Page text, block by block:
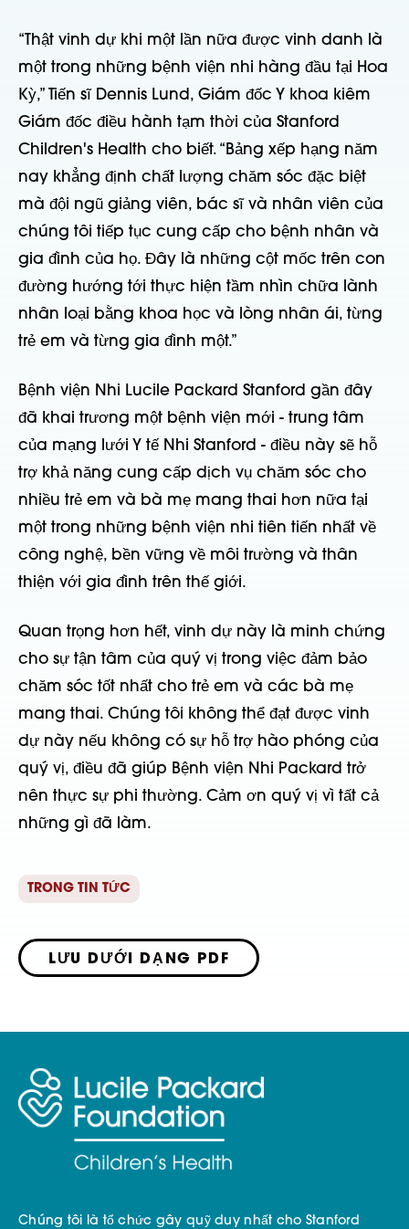
“Thật vinh dự khi một lần nữa được vinh danh là
một trong những bệnh viện nhi hàng đầu tại Hoa
Kỳ,” Tiến sĩ Dennis Lund, Giám đốc Y khoa kiêm
Giám đốc điều hành tạm thời của Stanford
Children's Health cho biết. “Bảng xếp hạng năm
nay khẳng định chất lượng chăm sóc đặc biệt
mà đội ngũ giảng viên, bác sĩ và nhân viên của
chúng tôi tiếp tục cung cấp cho bệnh nhân và
gia đình của họ. Đây là những cột mốc trên con
đường hướng tới thực hiện tầm nhìn chữa lành
nhân loại bằng khoa học và lòng nhân ái, từng
trẻ em và từng gia đình một.”
Bệnh viện Nhi Lucile Packard Stanford gần đây
đã khai trương một bệnh viện mới - trung tâm
của mạng lưới Y tế Nhi Stanford - điều này sẽ hỗ
trợ khả năng cung cấp dịch vụ chăm sóc cho
nhiều trẻ em và bà mẹ mang thai hơn nữa tại
một trong những bệnh viện nhi tiên tiến nhất về
công nghệ, bền vững về môi trường và thân
thiện với gia đình trên thế giới.
Quan trọng hơn hết, vinh dự này là minh chứng
cho sự tận tâm của quý vị trong việc đảm bảo
chăm sóc tốt nhất cho trẻ em và các bà mẹ
mang thai. Chúng tôi không thể đạt được vinh
dự này nếu không có sự hỗ trợ hào phóng của
quý vị, điều đã giúp Bệnh viện Nhi Packard trở
nên thực sự phi thường. Cảm ơn quý vị vì tất cả
những gì đã làm.
TRONG TIN TỨC
LƯU DƯỚI DẠNG PDF
Chúng tôi là tổ chức gây quỹ duy nhất cho Stanford